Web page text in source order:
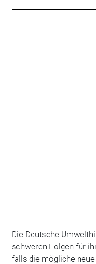
Die Deutsche
schweren Folgen für
falls die mögliche